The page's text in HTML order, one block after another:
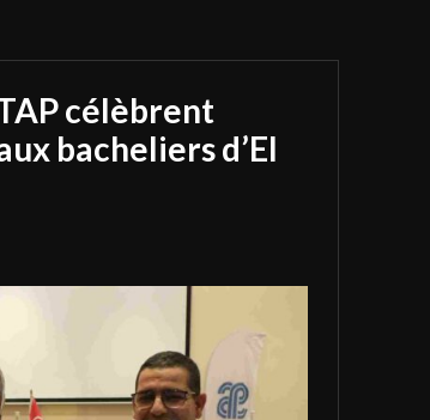
célèbrent
bacheliers d’El